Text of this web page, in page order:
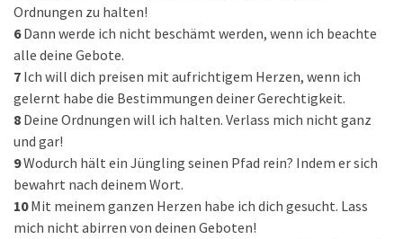
Ordnungen zu halten!
6 Dann werde ich nicht beschämt werden, wenn ich beachte
alle deine Gebote.
7 Ich will dich preisen mit aufrichtigem Herzen, wenn ich
gelernt habe die Bestimmungen deiner Gerechtigkeit.
8 Deine Ordnungen will ich halten. Verlass mich nicht ganz
und gar!
9Wodurch hält ein Jüngling seinen Pfad rein? Indem er sich
bewahrt nach deinem Wort.
10 Mit meinem ganzen Herzen habe ich dich gesucht. Lass
mich nicht abirren von deinen Geboten!